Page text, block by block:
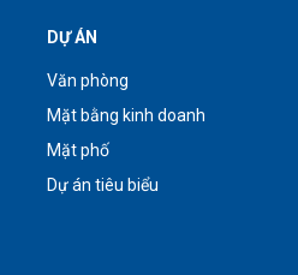
DỰ ÁN
Văn phòng
Mặt bằng kinh doanh
Mặt phố
Dự án tiêu biểu